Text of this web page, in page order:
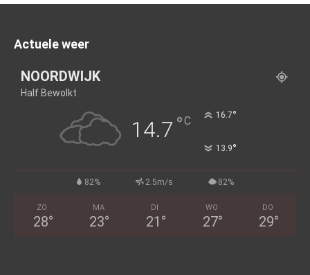
Actuele weer
NOORDWIJK
Half Bewolkt
14.7 °C 16.7°
13.9°
82% 2.5m/s 82%
ZO
28°
MA
23°
DI
21 °
WO
27°
DO
29°